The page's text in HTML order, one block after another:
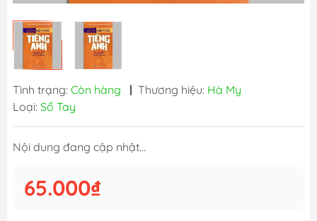
Tình trạng: Còn hàng | Thương hiệu: Hà My
Loại: Sổ Tay
Nội dung đang cập nhật...
65.000₫